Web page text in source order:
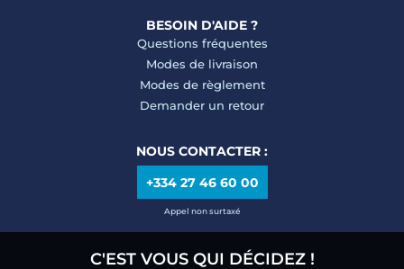
C'EST VOUS QUI DÉCIDEZ !
BESOIN D'AIDE ?
Questions fréquentes
Modes de livraison
Modes de règlement
Demander un retour
NOUS CONTACTER :
+334 27 46 60 00
Appel non surtaxé